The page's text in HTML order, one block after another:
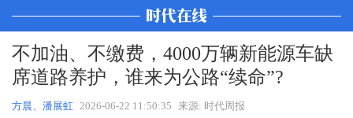
不加油、不缴费，4000万辆新能源车缺
席道路养护，谁来为公路“续命”?
方晨、潘展虹 2026-06-22 11:50:35 来源: 时代周报